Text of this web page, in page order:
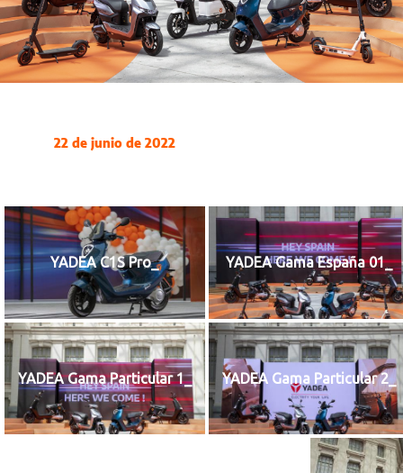
22 de junio de 2022
YADEA C1S Pro_ YADEA Gama España 01_
YADEA Gama Particular 1_ YADEA Gama Particular 2_